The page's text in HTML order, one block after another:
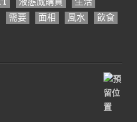
需要 面相 風水 飲食